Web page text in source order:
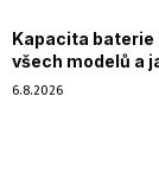
Kapacita baterie
všech modelů a
6.8.2026